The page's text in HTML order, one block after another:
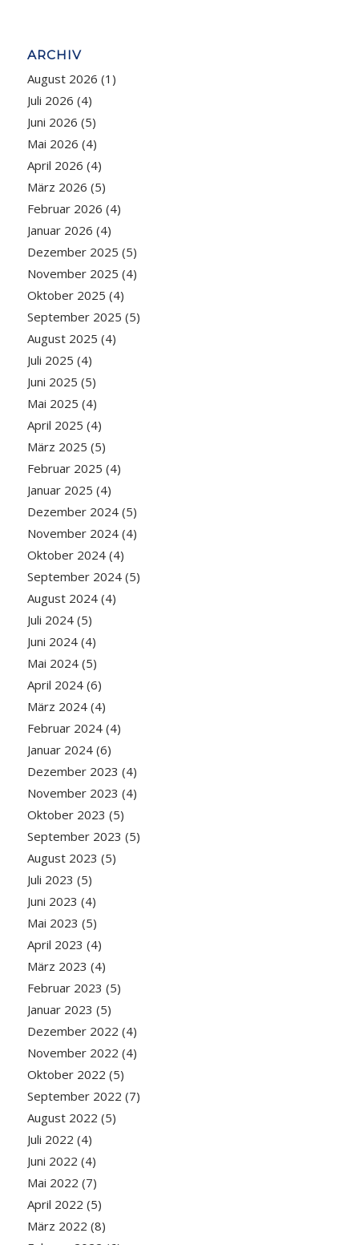
ARCHIV
August 2026 (1)
Juli 2026 (4)
Juni 2026 (5)
Mai 2026 (4)
April 2026 (4)
März 2026 (5)
Februar 2026 (4)
Januar 2026 (4)
Dezember 2025 (5)
November 2025 (4)
Oktober 2025 (4)
September 2025 (5)
August 2025 (4)
Juli 2025 (4)
Juni 2025 (5)
Mai 2025 (4)
April 2025 (4)
März 2025 (5)
Februar 2025 (4)
Januar 2025 (4)
Dezember 2024(5)
November 2024(4)
Oktober 2024(4)
September 2024(5)
August 2024(4)
Juli 2024(5)
Juni 2024(4)
Mai 2024(5)
April 2024(6)
März 2024(4)
Februar 2024(4)
Januar 2024(6)
Dezember 2023 (4)
November 2023 (4)
Oktober 2023 (5)
September 2023 (5)
August 2023 (5)
Juli 2023 (5)
Juni 2023 (4)
Mai 2023 (5)
April 2023 (4)
März 2023 (4)
Februar 2023 (5)
Januar 2023 (5)
Dezember 2022 (4)
November 2022 (4)
Oktober 2022 (5)
September 2022 (7)
August 2022 (5)
Juli 2022 (4)
Juni 2022 (4)
Mai 2022 (7)
April 2022 (5)
März 2022 (8)